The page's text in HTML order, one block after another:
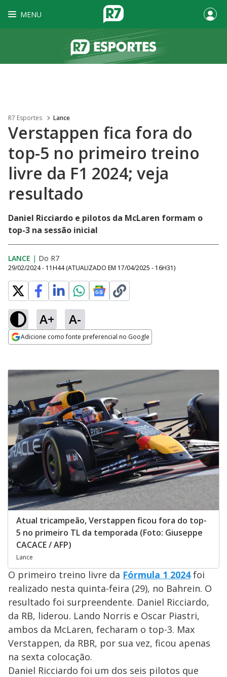
MENU
R7 Esportes Lance
Verstappen fica fora do
top-5 no primeiro treino
livre da F1 2024; veja
resultado
Daniel Ricciardo e pilotos da McLaren formam o
top-3 na sessão inicial
LANCE | Do R7
29/02/2024 - 11H44 (ATUALIZADO EM 17/04/2025 - 16H31)
A+ A-
Adicione como fonte preferencial no Google
Atual tricampeão, Verstappen ficou fora do top-
5 no primeiro TL da temporada (Foto: Giuseppe
CACACE / AFP)
Lance
O primeiro treino livre da Fórmula 1 2024foi
realizado nesta quinta-feira (29), no Bahrein. O
resultado foi surpreendente. Daniel Ricciardo,
da RB, liderou. Lando Norris e Oscar Piastri,
ambos da McLaren, fecharam o top-3. Max
Verstappen, da RBR, por sua vez, ficou apenas
na sexta colocação.
Daniel Ricciardo foi um dos seis pilotos que